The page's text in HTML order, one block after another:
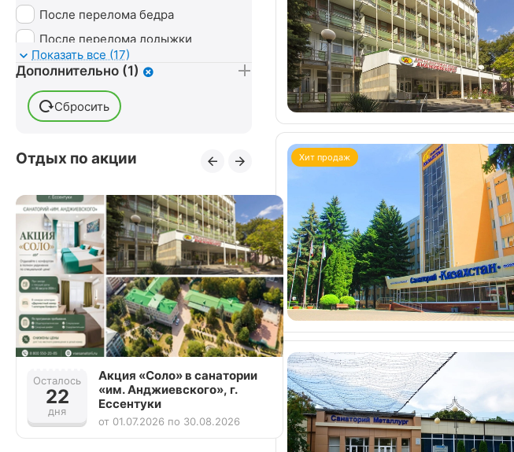
Хит продаж
Без лечения
После перелома бедра
После перелома лодыжки
После перелома ноги
После перелома руки
После переломов
После удаления грыжи
После удаления желчного пузыря
После удаления матки
Показать все (17)
Дополнительно (1)
Сбросить
Отдых по акции
Осталось
22
дня
Акция «Соло» в санатории
«им. Анджиевского», г.
Ессентуки
от 01.07.2026 по 30.08.2026
Осталось
23
дня
Акция «Наполни лето
здоровьем» от санатория
«Источник», Ессентуки
от 18.11.2025 по 31.08.2026